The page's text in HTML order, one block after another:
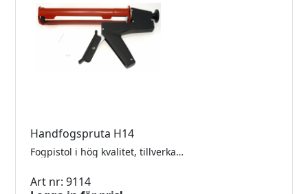
Handfogspruta H14
Fogpistol i hög kvalitet, tillverkad i glasfiberförstärkt nylon och ugnslackerad stål. Pistolen har minimalt eftertryck vilket säkras av automatisk bromsutlösning efter att avtryckaren släpps. Dessutom är patronhållaren vridbar som gör det möjligt att flytta handtaget i förhållande till arbetsstället, vilket ger en bättre arbetsställning. Kolvtryck: 1,5 kN (ca. 150 kg).
Art nr: 9114